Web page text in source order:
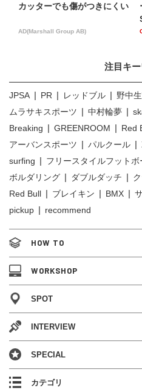
カッターでも傷がつきにくい
AD(Marshall Group AB)
注目キ
JPSA PR レッドブル 野中
ムラサキスポーツ
中村輪夢
Breaking
GREENROOM
Red
アーバンスポーツ
パルクール
surfing
フリースタイルフットボ
ボルダリング
ダブルダッチ
Red Bull
ブレイキン BMX
pickup
recommend
HOW TO
WORKSHOP
SPOT
INTERVIEW
SPECIAL
カテゴリ